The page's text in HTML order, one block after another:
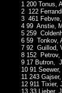
1 200 Tonus,
2 122
3 461 Febvre,
4 99 Anstie,
5 259
6 59 Tonkov,
7 92 Guillod,
8 152 Petrov,
9 17 Butron,
10 91
11 243
12 911 Tixier,
13 33 Lieber,